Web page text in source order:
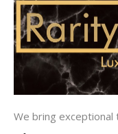
We bring exceptional